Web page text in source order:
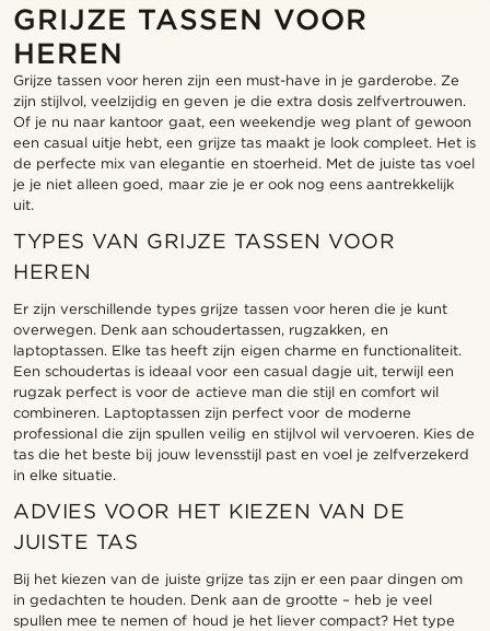
GRIJZE TASSEN VOOR
HEREN
Grijze tassen voor heren zijn een must-have in je garderobe. Ze
zijn stijlvol, veelzijdig en geven je die extra dosis zelfvertrouwen.
Of je nu naar kantoor gaat, een weekendje weg plant of gewoon
een casual uitje hebt, een grijze tas maakt je look compleet. Het is
de perfecte mix van elegantie en stoerheid. Met de juiste tas voel
je je niet alleen goed, maar zie je er ook nog eens aantrekkelijk
uit.
TYPES VAN GRIJZE TASSEN VOOR
HEREN
Er zijn verschillende types grijze tassen voor heren die je kunt
overwegen. Denk aan schoudertassen, rugzakken, en
laptoptassen. Elke tas heeft zijn eigen charme en functionaliteit.
Een schoudertas is ideaal voor een casual dagje uit, terwijl een
rugzak perfect is voor de actieve man die stijl en comfort wil
combineren. Laptoptassen zijn perfect voor de moderne
professional die zijn spullen veilig en stijlvol wil vervoeren. Kies de
tas die het beste bij jouw levensstijl past en voel je zelfverzekerd
in elke situatie.
ADVIES VOOR HET KIEZEN VAN DE
JUISTE TAS
Bij het kiezen van de juiste grijze tas zijn er een paar dingen om
in gedachten te houden. Denk aan de grootte – heb je veel
spullen mee te nemen of houd je het liever compact? Het type